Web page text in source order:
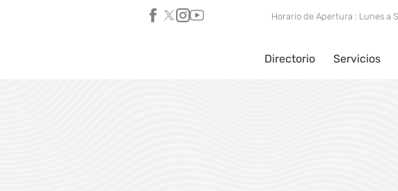
Directorio Servicios
Horario de Apertura : Lunes a